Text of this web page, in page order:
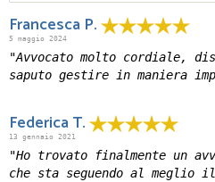
Francesca P.
5 maggio 2024
"Avvocato molto cordiale,
saputo gestire in maniera
Federica T.
13 gennaio 2021
"Ho trovato finalmente un
che sta seguendo al meglio